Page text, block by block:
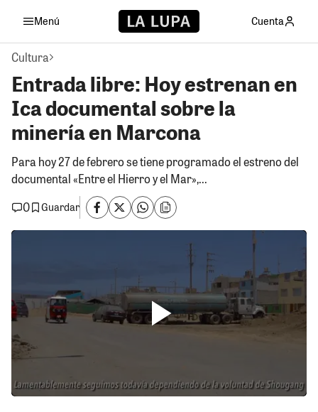
Menú Cuenta
Cultura
Entrada libre: Hoy estrenan en
Ica documental sobre la
minería en Marcona
Para hoy 27 de febrero se tiene programado el estreno del
documental «Entre el Hierro y el Mar»,...
0
Guardar